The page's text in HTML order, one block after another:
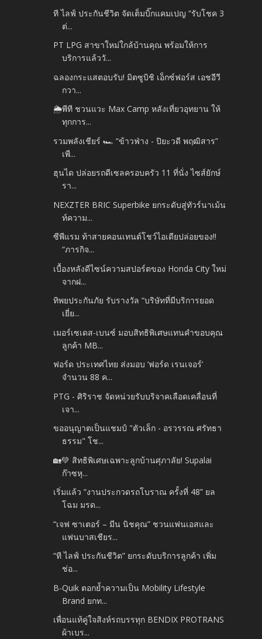
ที ไลฟ์ ประกันชีวิต จัดเต็มบิ๊กแคมเปญ “รับโชค 3
ต่...
PT LPG สาขาใหม่ใกล้บ้านคุณ พร้อมให้การ
บริการแล้ววั...
ฉลองกระแสตอบรับ! มิตซูบิชิ เอ็กซ์ฟอร์ส เอชอีวี
กวา...
🌦️พีที ชวนแวะ Max Camp หลังเที่ยวอุทยาน ให้
ทุกการ...
รวมพลังเชียร์ 🏎️ “ข้าวฟ่าง - ปิยะวดี พฤฒิสาร”
เพื...
ฮุนได ปล่อยรถดีเซลครอบครัว 11 ที่นั่ง ไซส์ยักษ์
รา...
NEXZTER BRIC Superbike ยกระดับสู่ทัวร์นาเม้น
ท์ความ...
ซีพีแรม ท้าสายคอนเทนต์โชว์ไอเดียปล่อยของ!!
“ภารกิจ...
เบื้องหลังดีไซน์ความสปอร์ตของ Honda City ใหม่
จากฝ...
ทิพยประกันภัย รับรางวัล “บริษัทที่มีบริการยอด
เยี่ย...
เมอร์เซเดส-เบนซ์ มอบสิทธิพิเศษแทนคำขอบคุณ
ลูกค้า MB...
ฟอร์ด ประเทศไทย ส่งมอบ ‘ฟอร์ด เรนเจอร์’
จำนวน 88 ค...
PTG - ศิริราช จัดหน่วยรับบริจาคเลือดเคลื่อนที่
เจา...
ขออนุญาตเป็นแชมป์ "ตัวเล็ก - อรวรรณ ศรัทธา
ธรรม" โช...
🏡💚 สิทธิพิเศษเฉพาะลูกบ้านศุภาลัย! Supalai
ก๊าซหุ...
เริ่มแล้ว “งานประกวดรถโบราณ ครั้งที่ 48” ยล
โฉม มรด...
“เจฟ ซาเตอร์ – มีน นิชคุณ” ชวนแฟนเอสและ
แฟนบาสเชียร...
“ที ไลฟ์ ประกันชีวิต” ยกระดับบริการลูกค้า เพิ่ม
ช่อ...
B-Quik ตอกย้ำความเป็น Mobility Lifestyle
Brand ยกท...
เพื่อนแท้คู่ใจสิงห์รถบรรทุก BENDIX PROTRANS
ผ้าเบร...